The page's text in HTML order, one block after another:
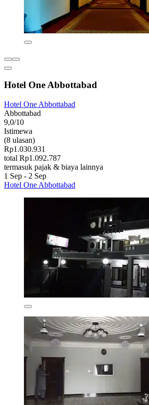
Hotel One Abbottabad
Hotel One Abbottabad
Abbottabad
9,0/10
Istimewa
(8 ulasan)
Rp1.030.931
total Rp1.092.787
termasuk pajak & biaya lainnya
1 Sep - 2 Sep
Hotel One Abbottabad